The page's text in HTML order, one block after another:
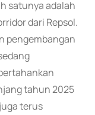
satunya adalah
dari Repsol.
pengembangan
tahun 2025
terus